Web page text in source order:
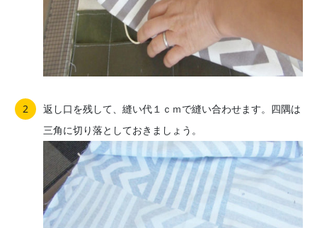
返し口を残して、縫い代１ｃｍで縫い合わせます。四隅は
三角に切り落としておきましょう。